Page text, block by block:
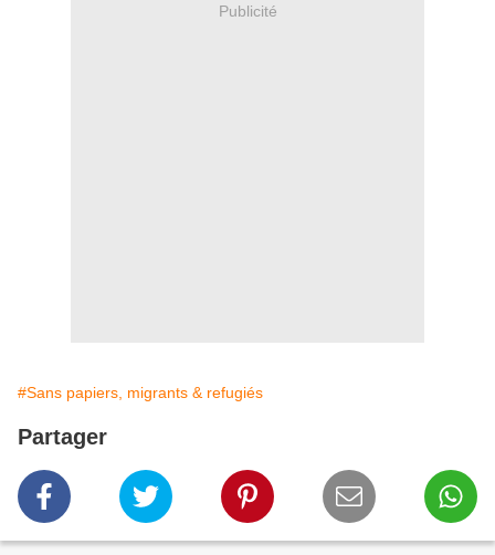
Publicité
#Sans papiers, migrants & refugiés
Partager